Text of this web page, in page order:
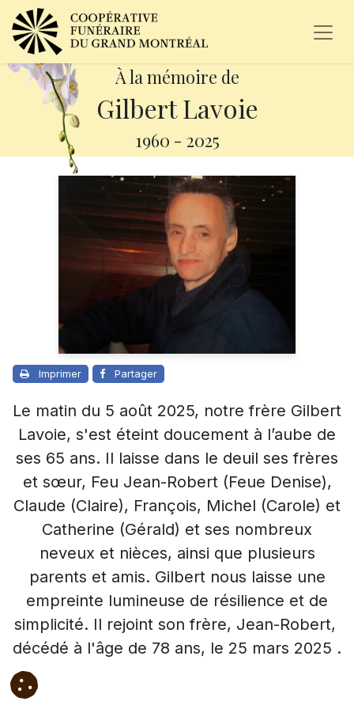
À la mémoire de
Gilbert Lavoie
1960 - 2025
Imprimer Partager
Le matin du 5 août 2025, notre frère Gilbert
Lavoie, s'est éteint doucement à l’aube de
ses 65 ans. Il laisse dans le deuil ses frères
et sœur, Feu Jean-Robert (Feue Denise),
Claude (Claire), François, Michel (Carole) et
Catherine (Gérald) et ses nombreux
neveux et nièces, ainsi que plusieurs
parents et amis. Gilbert nous laisse une
empreinte lumineuse de résilience et de
simplicité. Il rejoint son frère, Jean-Robert,
décédé à l'âge de 78 ans, le 25 mars 2025 .